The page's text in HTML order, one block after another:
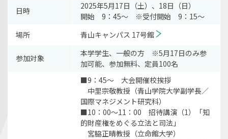
日時
2025年5月17日（土）、18日（日）
開始 9：45～ ※受付開始 9：15～
場所
青山キャンパス 17号館
参加対象
本学学生、一般の方 ※5月17日のみ参
加可能、参加無料、定員100名
■9：45～ 大会開催校挨拶
中里宗敬教授（青山学院大学副学長／
国際マネジメント研究科）
■10：00～11：00 招待講演（1）「知
的財産権をめぐる立法と司法」
宮脇正晴教授（立命館大学）